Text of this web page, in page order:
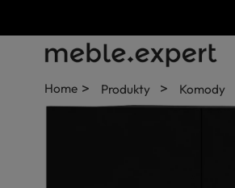
Home > Produkty > Komody